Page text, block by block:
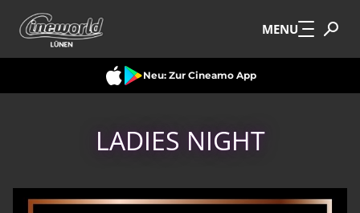
Zum Hauptinhalt springen MENU
Neu: Zur Cineamo App
LADIES NIGHT